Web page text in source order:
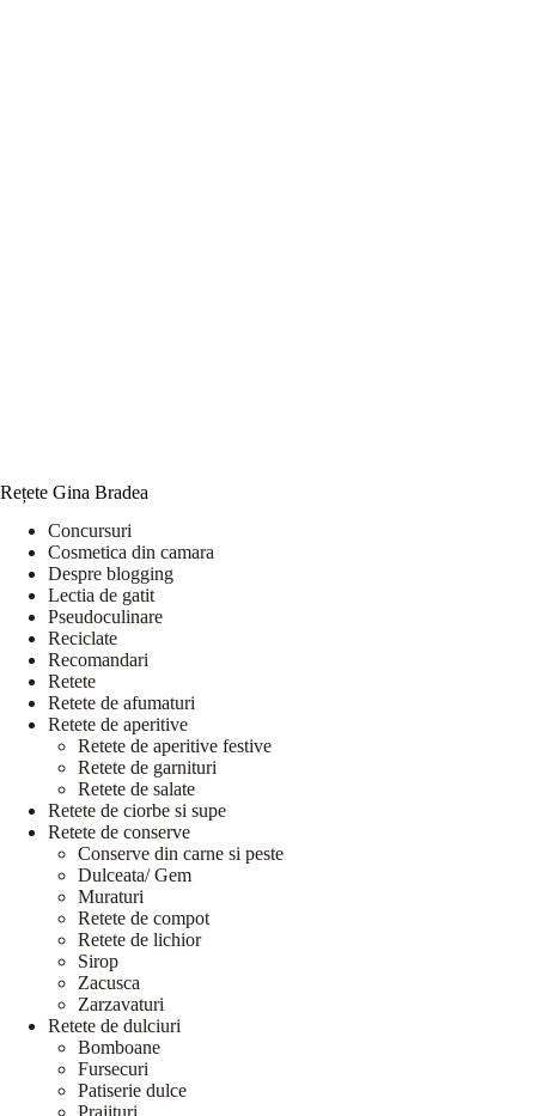
Rețete Gina Bradea
Concursuri
Cosmetica din camara
Despre blogging
Lectia de gatit
Pseudoculinare
Reciclate
Recomandari
Retete
Retete de afumaturi
Retete de aperitive
Retete de aperitive festive
Retete de garnituri
Retete de salate
Retete de ciorbe si supe
Retete de conserve
Conserve din carne si peste
Dulceata/ Gem
Muraturi
Retete de compot
Retete de lichior
Sirop
Zacusca
Zarzavaturi
Retete de dulciuri
Bomboane
Fursecuri
Patiserie dulce